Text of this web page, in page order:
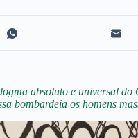
absoluto e universal do
bombardeia os homens